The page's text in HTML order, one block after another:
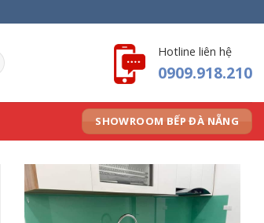
Hotline liên hệ
0909.918.210
SHOWROOM BẾP ĐÀ NẴNG